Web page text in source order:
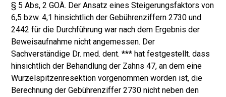
§ 5 Abs, 2 GOÄ. Der Ansatz eines Steigerungsfaktors von
6,5 bzw. 4,1 hinsichtlich der Gebührenziffern 2730 und
2442 für die Durchführung war nach dem Ergebnis der
Beweisaufnahme nicht angemessen. Der
Sachverständige Dr. med. dent. *** hat festgestellt. dass
hinsichtlich der Behandlung der Zahns 47, an dem eine
Wurzelspitzenresektion vorgenommen worden ist, die
Berechnung der Gebührenziffer 2730 nicht neben den